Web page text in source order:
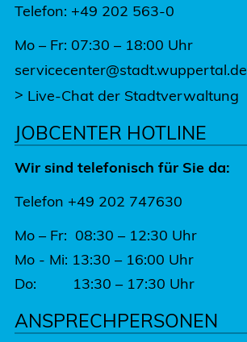
Telefon: +49 202 563-0
Mo – Fr: 07:30 – 18:00 Uhr
servicecenter@stadt.wuppertal.de
> Live-Chat der Stadtverwaltung
JOBCENTER HOTLINE
Wir sind telefonisch für Sie da:
Telefon +49 202 747630
Mo – Fr: 08:30 – 12:30 Uhr
Mo - Mi: 13:30 – 16:00 Uhr
Do: 13:30 – 17:30 Uhr
ANSPRECHPERSONEN